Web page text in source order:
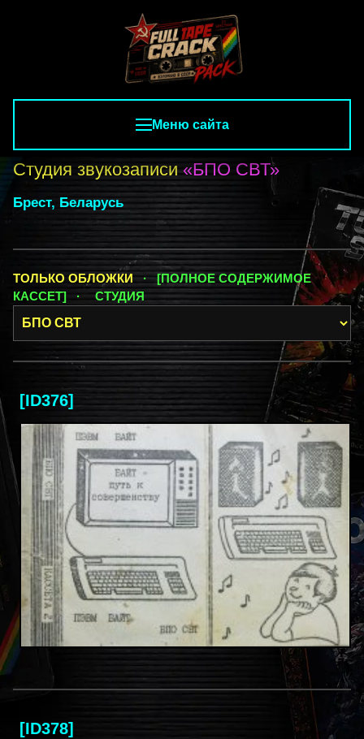
Меню сайта
Студия звукозаписи«БПО СВТ»
Брест, Беларусь
ТОЛЬКО ОБЛОЖКИ· [ПОЛНОЕ СОДЕРЖИМОЕ
КАССЕТ] ·
СТУДИЯ
[ID376]
[ID378]